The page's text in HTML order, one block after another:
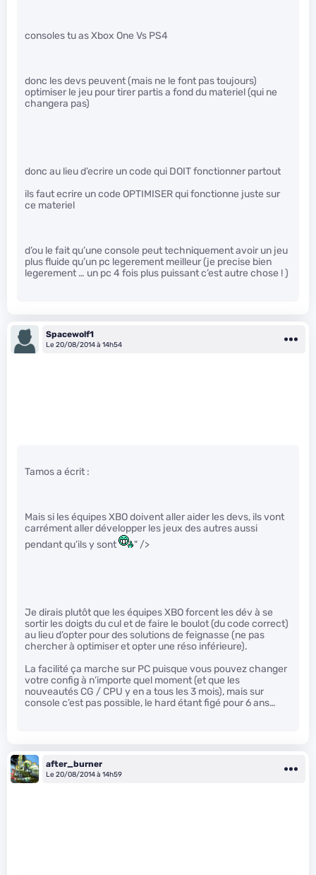
consoles tu as Xbox One Vs PS4
donc les devs peuvent (mais ne le font pas toujours)
optimiser le jeu pour tirer partis a fond du materiel (qui ne
changera pas)
donc au lieu d’ecrire un code qui DOIT fonctionner partout
ils faut ecrire un code OPTIMISER qui fonctionne juste sur
ce materiel
d’ou le fait qu’une console peut techniquement avoir un jeu
plus fluide qu’un pc legerement meilleur (je precise bien
legerement … un pc 4 fois plus puissant c’est autre chose ! )
Spacewolf1
Le 20/08/2014 à 14h54
Tamos a écrit :
Mais si les équipes XBO doivent aller aider les devs, ils vont
carrément aller développer les jeux des autres aussi
pendant qu’ils y sont
" />
Je dirais plutôt que les équipes XBO forcent les dév à se
sortir les doigts du cul et de faire le boulot (du code correct)
au lieu d’opter pour des solutions de feignasse (ne pas
chercher à optimiser et opter une réso inférieure).
La facilité ça marche sur PC puisque vous pouvez changer
votre config à n’importe quel moment (et que les
nouveautés CG / CPU y en a tous les 3 mois), mais sur
console c’est pas possible, le hard étant figé pour 6 ans…
after_burner
Le 20/08/2014 à 14h59